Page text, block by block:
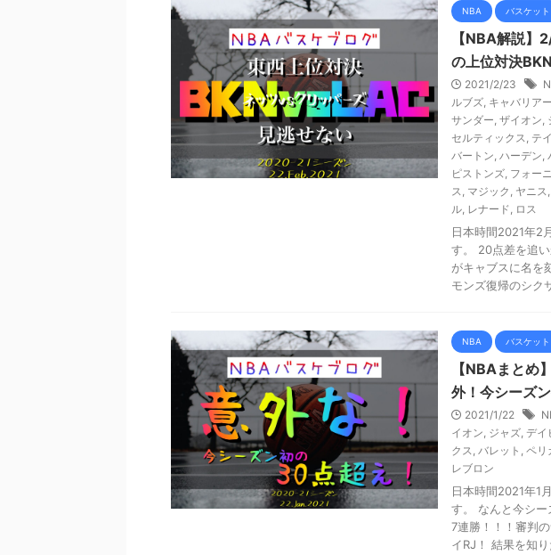
NBA バスケット
【NBA解説】
の上位対決
2021/2/23
ルブズ, キャバリア
サンダー, ザイオン,
セルティックス, テ
バートン, ハーデン,
ピストンズ, フォー
ス, マジック , ヤニス,
ル, レナード, ロス
日本時間2021年2
す。 20点差を追
がキャブスに名を
モンズ復帰のシク
NBA バスケット
【NBAまとめ
外！今シーズ
2021/1/22
イオン, ジャズ, デイ
クス, バレット , ペリ
レブロン
日本時間2021年1
す。 なんと今シ
7連勝！！！審判
イRJ！ 結果を知